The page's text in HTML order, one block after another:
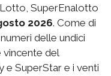
SuperEnalotto
2026. Come di
delle undici
del
SuperStar e i venti